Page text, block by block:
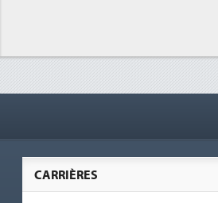
CARRIÈRES